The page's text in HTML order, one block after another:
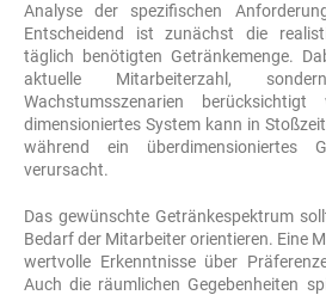
Analyse der spezifischen
Entscheidend ist zunächst die
täglich benötigten Getränkemenge.
aktuelle Mitarbeiterzahl,
Wachstumsszenarien
dimensioniertes System kann in
während ein überdimensioniertes
verursacht.
Das gewünschte Getränkespektrum
Bedarf der Mitarbeiter orientieren. Eine
wertvolle Erkenntnisse über
Auch die räumlichen Gegebenheiten